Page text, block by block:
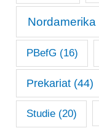
Nordamerika
PBefG (16)
Prekariat (44)
Studie(20)